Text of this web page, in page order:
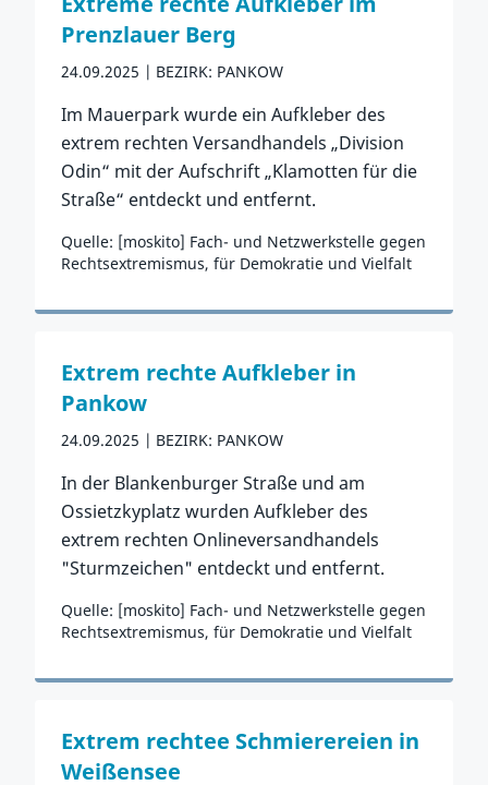
Prenzlauer Berg
24.09.2025 BEZIRK: PANKOW
Im Mauerpark wurde ein Aufkleber des
extrem rechten Versandhandels „Division
Odin“ mit der Aufschrift „Klamotten für die
Straße“ entdeckt und entfernt.
Quelle: [moskito] Fach- und Netzwerkstelle gegen
Rechtsextremismus, für Demokratie und Vielfalt
Zum Vorfall
Extrem rechte Aufkleber in
Pankow
24.09.2025 BEZIRK: PANKOW
In der Blankenburger Straße und am
Ossietzkyplatz wurden Aufkleber des
extrem rechten Onlineversandhandels
"Sturmzeichen" entdeckt und entfernt.
Quelle: [moskito] Fach- und Netzwerkstelle gegen
Rechtsextremismus, für Demokratie und Vielfalt
Zum Vorfall
Extrem rechtee Schmierereien in
Weißensee